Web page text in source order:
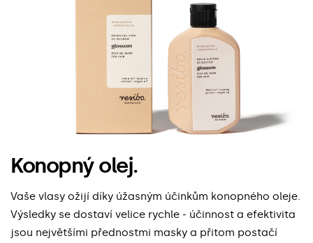
Konopný olej.
Vaše vlasy ožijí díky úžasným účinkům konopného oleje.
Výsledky se dostaví velice rychle - účinnost a efektivita
jsou největšími přednostmi masky a přitom postačí